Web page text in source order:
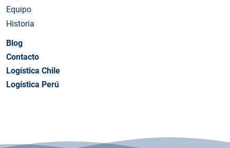
Equipo
Historia
Blog
Contacto
Logística Chile
Logística Perú